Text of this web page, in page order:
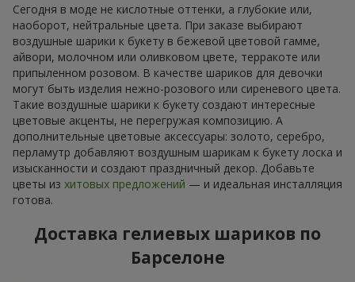
Сегодня в моде не кислотные оттенки, а глубокие или,
наоборот, нейтральные цвета. При заказе выбирают
воздушные шарики к букету в бежевой цветовой гамме,
айвори, молочном или оливковом цвете, терракоте или
припыленном розовом. В качестве шариков для девочки
могут быть изделия нежно-розового или сиреневого цвета.
Такие воздушные шарики к букету создают интересные
цветовые акценты, не перегружая композицию. А
дополнительные цветовые аксессуары: золото, серебро,
перламутр добавляют воздушным шарикам к букету лоска и
изысканности и создают праздничный декор. Добавьте
цветы из хитовых предложений — и идеальная инсталляция
готова.
Доставка гелиевых шариков по
Барселоне